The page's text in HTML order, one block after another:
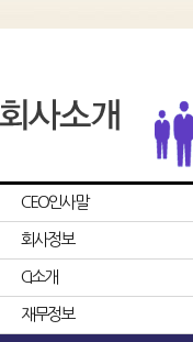
CEO인사말
회사정보
CI소개
재무정보